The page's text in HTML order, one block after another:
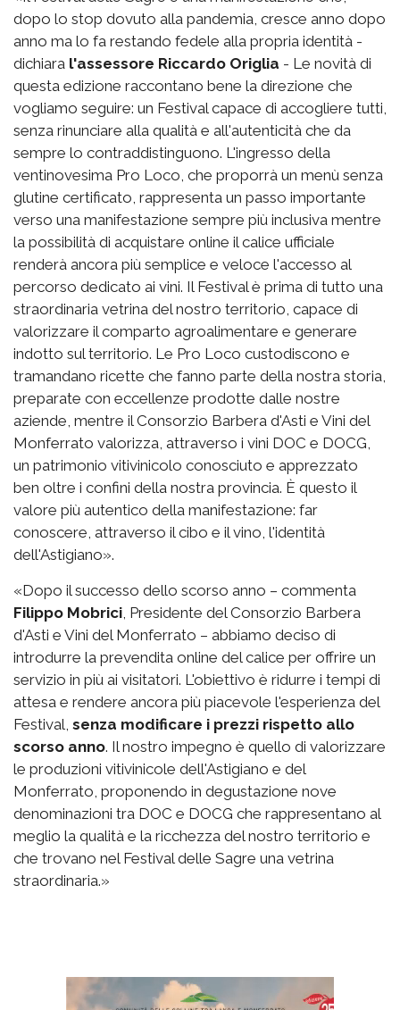
dopo lo stop dovuto alla pandemia, cresce anno dopo
anno ma lo fa restando fedele alla propria identità -
dichiara l'assessore Riccardo Origlia - Le novità di
questa edizione raccontano bene la direzione che
vogliamo seguire: un Festival capace di accogliere tutti,
senza rinunciare alla qualità e all'autenticità che da
sempre lo contraddistinguono. L'ingresso della
ventinovesima Pro Loco, che proporrà un menù senza
glutine certificato, rappresenta un passo importante
verso una manifestazione sempre più inclusiva mentre
la possibilità di acquistare online il calice ufficiale
renderà ancora più semplice e veloce l'accesso al
percorso dedicato ai vini. Il Festival è prima di tutto una
straordinaria vetrina del nostro territorio, capace di
valorizzare il comparto agroalimentare e generare
indotto sul territorio. Le Pro Loco custodiscono e
tramandano ricette che fanno parte della nostra storia,
preparate con eccellenze prodotte dalle nostre
aziende, mentre il Consorzio Barbera d'Asti e Vini del
Monferrato valorizza, attraverso i vini DOC e DOCG,
un patrimonio vitivinicolo conosciuto e apprezzato
ben oltre i confini della nostra provincia. È questo il
valore più autentico della manifestazione: far
conoscere, attraverso il cibo e il vino, l'identità
dell'Astigiano».
«Dopo il successo dello scorso anno – commenta
Filippo Mobrici , Presidente del Consorzio Barbera
d'Asti e Vini del Monferrato – abbiamo deciso di
introdurre la prevendita online del calice per offrire un
servizio in più ai visitatori. L'obiettivo è ridurre i tempi di
attesa e rendere ancora più piacevole l'esperienza del
Festival, senza modificare i prezzi rispetto allo
scorso anno. Il nostro impegno è quello di valorizzare
le produzioni vitivinicole dell'Astigiano e del
Monferrato, proponendo in degustazione nove
denominazioni tra DOC e DOCG che rappresentano al
meglio la qualità e la ricchezza del nostro territorio e
che trovano nel Festival delle Sagre una vetrina
straordinaria.»